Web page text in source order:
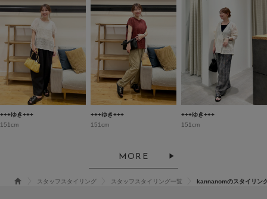
+++ゆき+++
151cm
+++ゆき+++
151cm
+++ゆき+++
151cm
MORE
スタッフスタイリング スタッフスタイリング一覧 kannanomのスタイリン